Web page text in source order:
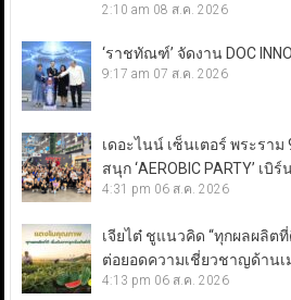
2:10 am 08 ส.ค. 2026
‘ราชทัณฑ์’ จัดงาน DOC
9:17 am 07 ส.ค. 2026
เดอะไนน์ เซ็นเตอร์ พระรา
สนุก ‘AEROBIC PARTY’ เ
4:31 pm 06 ส.ค. 2026
เจียไต๋ ชูแนวคิด “ทุกผลผลิต
ต่อยอดความเชี่ยวชาญด้าน
4:13 pm 06 ส.ค. 2026